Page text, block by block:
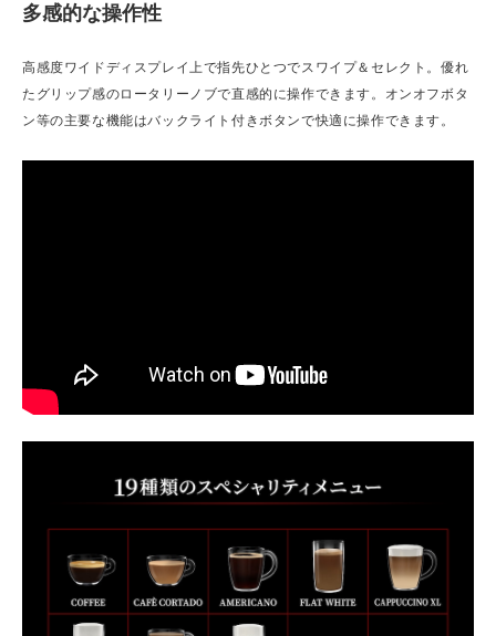
多感的な操作性
高感度ワイドディスプレイ上で指先ひとつでスワイプ＆セレクト。優れ
たグリップ感のロータリーノブで直感的に操作できます。オンオフボタ
ン等の主要な機能はバックライト付きボタンで快適に操作できます。